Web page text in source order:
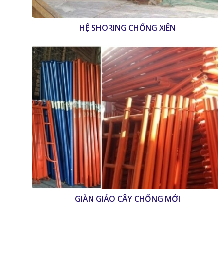
HỆ SHORING CHỐNG XIÊN
GIÀN GIÁO CÂY CHỐNG MỚI